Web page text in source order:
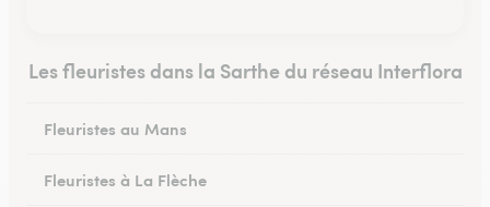
Les fleuristes dans la Sarthe du réseau Interflora
Fleuristes au Mans
Fleuristes à La Flèche